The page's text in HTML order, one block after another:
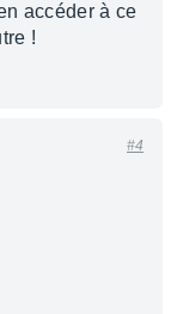
accéder à ce
!
#4